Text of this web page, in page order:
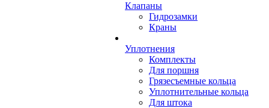
Клапаны
Гидрозамки
Краны
Уплотнения
Комплекты
Для поршня
Грязесъемные кольца
Уплотнительные кольца
Для штока